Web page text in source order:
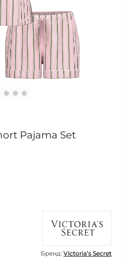
Pajama Set
Бренд: Victoria’s Secret